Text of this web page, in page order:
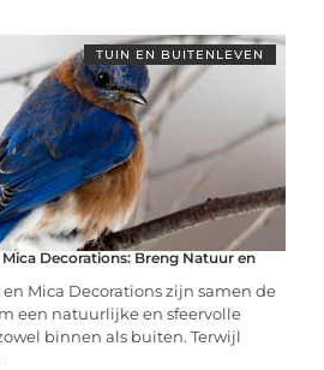
TUIN EN BUITENLEVEN
Decorations: Breng Natuur en
Mica Decorations zijn samen de
een natuurlijke en sfeervolle
binnen als buiten. Terwijl